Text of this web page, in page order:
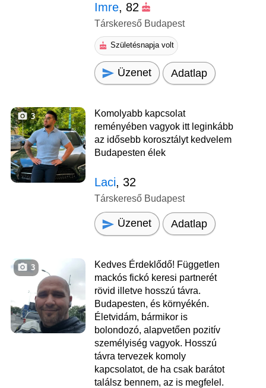
Imre, 82
Társkereső Budapest
Születésnapja volt
Üzenet Adatlap
3
Komolyabb kapcsolat
reményében vagyok itt leginkább
az idősebb korosztályt kedvelem
Budapesten élek
Laci, 32
Társkereső Budapest
Üzenet Adatlap
3
Kedves Érdeklődő! Független
mackós fickó keresi partnerét
rövid illetve hosszú távra.
Budapesten, és környékén.
Életvidám, bármikor is
bolondozó, alapvetően pozitív
személyiség vagyok. Hosszú
távra tervezek komoly
kapcsolatot, de ha csak barátot
találsz bennem, az is megfelel.